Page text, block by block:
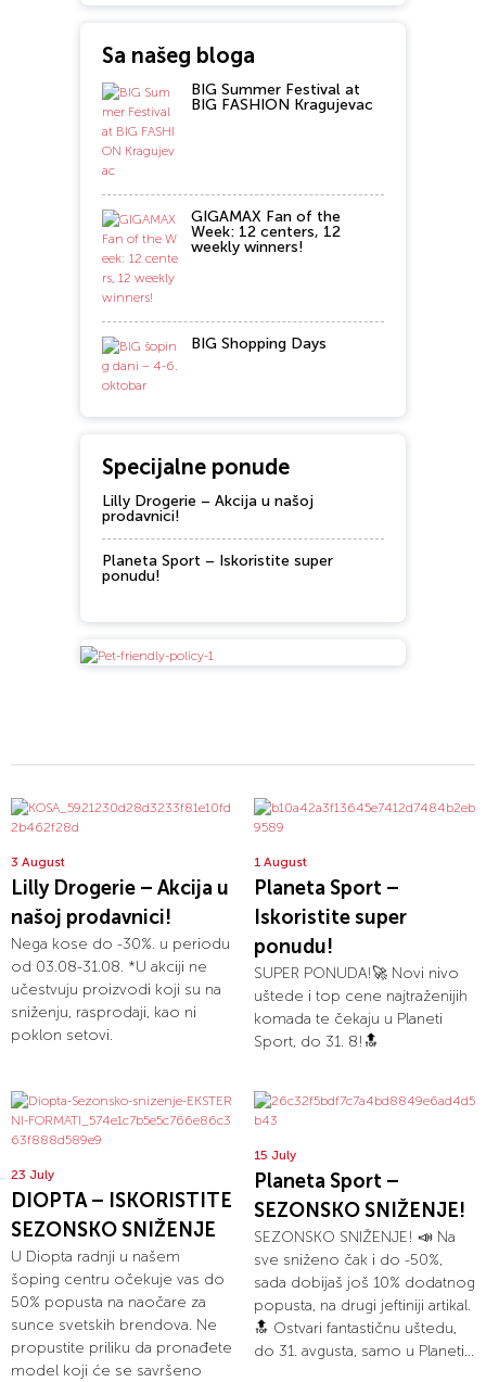
Sa našeg bloga
BIG Summer Festival at
BIG FASHION Kragujevac
GIGAMAX Fan of the
Week: 12 centers, 12
weekly winners!
BIG Shopping Days
Specijalne ponude
Lilly Drogerie – Akcija u našoj
prodavnici!
Planeta Sport – Iskoristite super
ponudu!
3 August
Lilly Drogerie – Akcija u
našoj prodavnici!
Nega kose do -30%. u periodu
od 03.08-31.08. *U akciji ne
učestvuju proizvodi koji su na
sniženju, rasprodaji, kao ni
poklon setovi.
1 August
Planeta Sport –
Iskoristite super
ponudu!
SUPER PONUDA!🚀 Novi nivo
uštede i top cene najtraženijih
komada te čekaju u Planeti
Sport, do 31. 8!🔝
23 July
DIOPTA – ISKORISTITE
SEZONSKO SNIŽENJE
U Diopta radnji u našem
šoping centru očekuje vas do
50% popusta na naočare za
sunce svetskih brendova. Ne
propustite priliku da pronađete
model koji će se savršeno
15 July
Planeta Sport –
SEZONSKO SNIŽENJE!
SEZONSKO SNIŽENJE! 📣 Na
sve sniženo čak i do -50%,
sada dobijaš još 10% dodatnog
popusta, na drugi jeftiniji artikal.
🔝 Ostvari fantastičnu uštedu,
do 31. avgusta, samo u Planeti...